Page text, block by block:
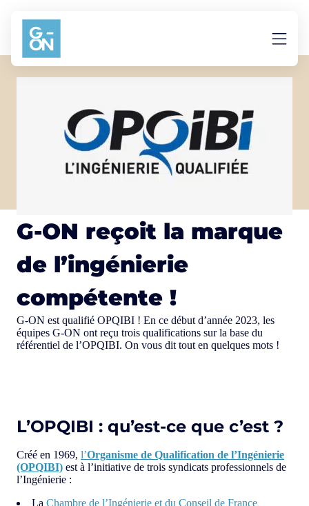
Aller au contenu
G-ON reçoit la marque
de l’ingénierie
compétente !
G-ON est qualifié OPQIBI ! En ce début d’année 2023, les
équipes G-ON ont reçu trois qualifications sur la base du
référentiel de l’OPQIBI. On vous dit tout en quelques mots !
L’OPQIBI : qu’est-ce que c’est ?
Créé en 1969, l’Organisme de Qualification de l’Ingénierie
(OPQIBI) est à l’initiative de trois syndicats professionnels de
l’Ingénierie :
La Chambre de l’Ingénierie et du Conseil de France